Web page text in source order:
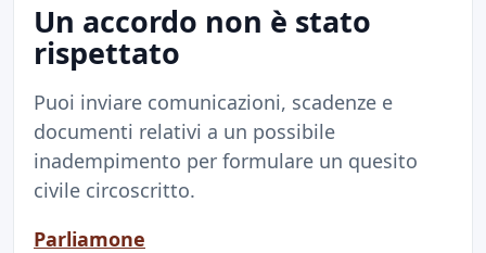
Un accordo non è stato
rispettato
Puoi inviare comunicazioni, scadenze e
documenti relativi a un possibile
inadempimento per formulare un quesito
civile circoscritto.
Parliamone